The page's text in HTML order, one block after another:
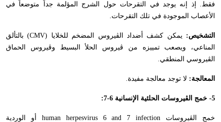
فقط. إذ إنه يوجد في التقرحات حول الشرج المؤلمة جداً متوضعاً في
الأعصاب الموجودة في تلك التقرحات.
التشخيص: يمكن كشف أضداد الڤيروس المضخم للخلايا (CMV) بالتألق
المناعي، ويصعب تمييزه من ڤيروس الحلأ البسيط وڤيروس الحماق
الڤيروسي المنطقي.
المعالجة: لا توجد معالجة مفيدة.
5- خمج الڤيروسات الحلئية الإنسانية 6-7:
خمج الڤيروسات human herpesvirus 6 and 7 infection أو الوردية